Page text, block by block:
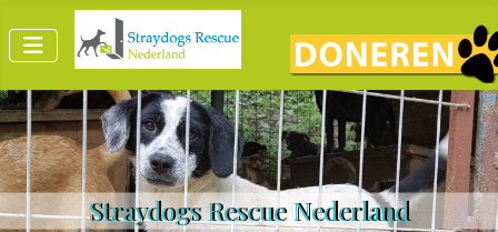
Straydogs Rescue Nederland